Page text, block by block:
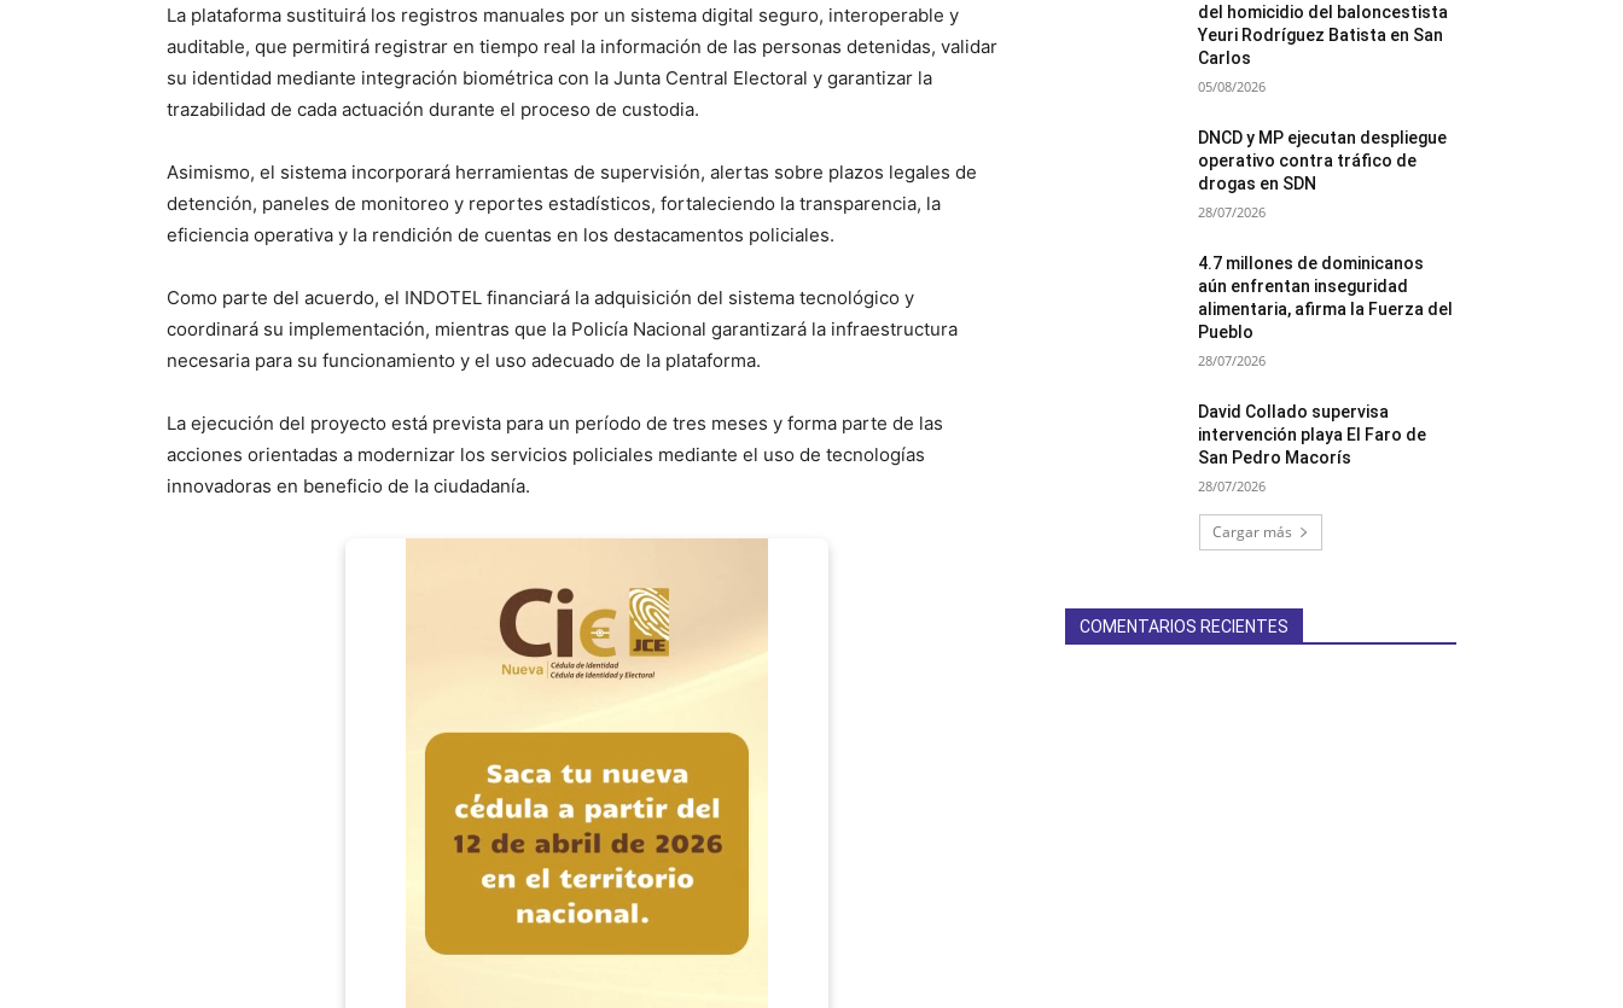
La plataforma sustituirá los registros manuales por un sistema digital seguro, interoperable y
auditable, que permitirá registrar en tiempo real la información de las personas detenidas, validar
su identidad mediante integración biométrica con la Junta Central Electoral y garantizar la
trazabilidad de cada actuación durante el proceso de custodia.
Asimismo, el sistema incorporará herramientas de supervisión, alertas sobre plazos legales de
detención, paneles de monitoreo y reportes estadísticos, fortaleciendo la transparencia, la
eficiencia operativa y la rendición de cuentas en los destacamentos policiales.
Como parte del acuerdo, el INDOTEL financiará la adquisición del sistema tecnológico y
coordinará su implementación, mientras que la Policía Nacional garantizará la infraestructura
necesaria para su funcionamiento y el uso adecuado de la plataforma.
La ejecución del proyecto está prevista para un período de tres meses y forma parte de las
acciones orientadas a modernizar los servicios policiales mediante el uso de tecnologías
innovadoras en beneficio de la ciudadanía.
del homicidio del baloncestista
Yeuri Rodríguez Batista en San
Carlos
05/08/2026
DNCD y MP ejecutan despliegue
operativo contra tráfico de
drogas en SDN
28/07/2026
4.7 millones de dominicanos
aún enfrentan inseguridad
alimentaria, afirma la Fuerza del
Pueblo
28/07/2026
David Collado supervisa
intervención playa El Faro de
San Pedro Macorís
28/07/2026
Cargar más
COMENTARIOS RECIENTES